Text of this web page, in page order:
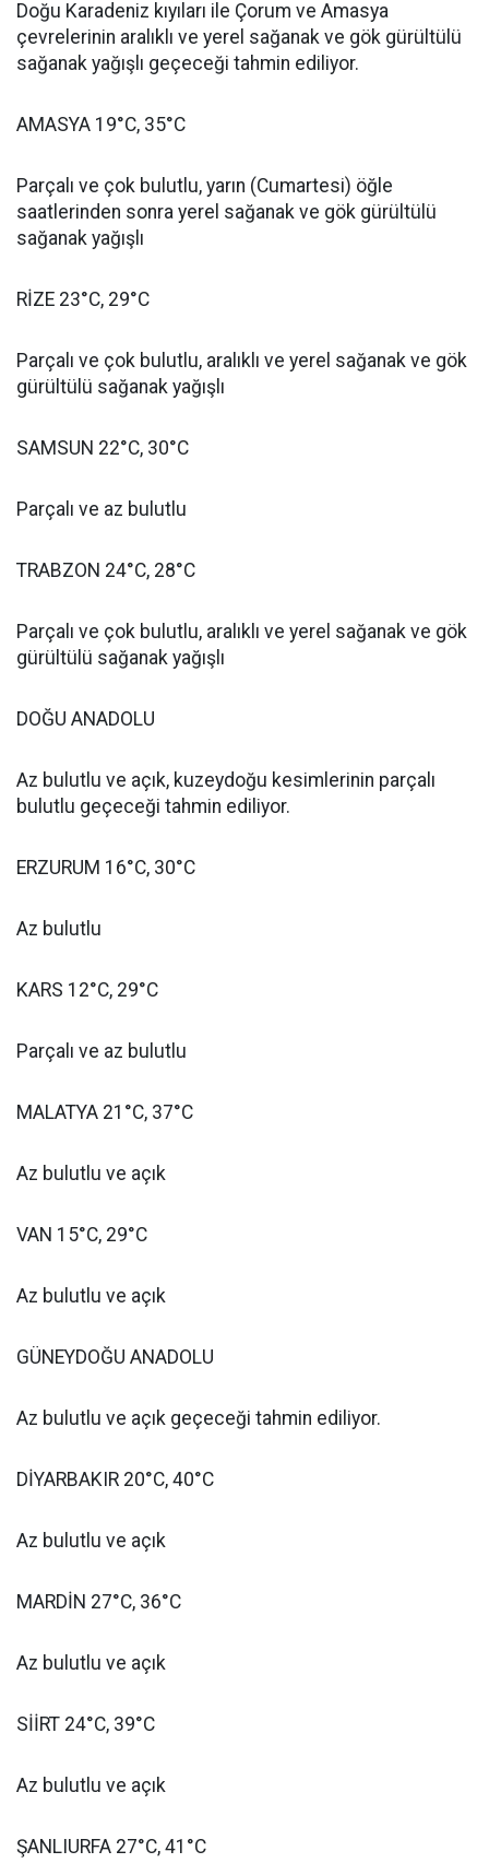
Doğu Karadeniz kıyıları ile Çorum ve Amasya
çevrelerinin aralıklı ve yerel sağanak ve gök gürültülü
sağanak yağışlı geçeceği tahmin ediliyor.
AMASYA 19°C, 35°C
Parçalı ve çok bulutlu, yarın (Cumartesi) öğle
saatlerinden sonra yerel sağanak ve gök gürültülü
sağanak yağışlı
RİZE 23°C, 29°C
Parçalı ve çok bulutlu, aralıklı ve yerel sağanak ve gök
gürültülü sağanak yağışlı
SAMSUN 22°C, 30°C
Parçalı ve az bulutlu
TRABZON 24°C, 28°C
Parçalı ve çok bulutlu, aralıklı ve yerel sağanak ve gök
gürültülü sağanak yağışlı
DOĞU ANADOLU
Az bulutlu ve açık, kuzeydoğu kesimlerinin parçalı
bulutlu geçeceği tahmin ediliyor.
ERZURUM 16°C, 30°C
Az bulutlu
KARS 12°C, 29°C
Parçalı ve az bulutlu
MALATYA 21°C, 37°C
Az bulutlu ve açık
VAN 15°C, 29°C
Az bulutlu ve açık
GÜNEYDOĞU ANADOLU
Az bulutlu ve açık geçeceği tahmin ediliyor.
DİYARBAKIR 20°C, 40°C
Az bulutlu ve açık
MARDİN 27°C, 36°C
Az bulutlu ve açık
SİİRT 24°C, 39°C
Az bulutlu ve açık
ŞANLIURFA 27°C, 41°C